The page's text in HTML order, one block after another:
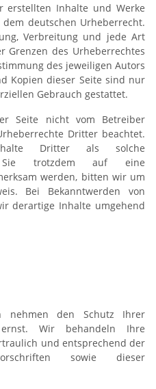
erstellten Inhalte und Werke
deutschen Urheberrecht.
Verbreitung und jede Art
Grenzen des Urheberrechtes
des jeweiligen Autors
Kopien dieser Seite sind nur
Gebrauch gestattet.
Seite nicht vom Betreiber
Dritter beachtet.
Dritter als solche
Sie trotzdem auf eine
werden, bitten wir um
Bei Bekanntwerden von
derartige Inhalte umgehend
nehmen den Schutz Ihrer
Wir behandeln Ihre
und entsprechend der
sowie dieser